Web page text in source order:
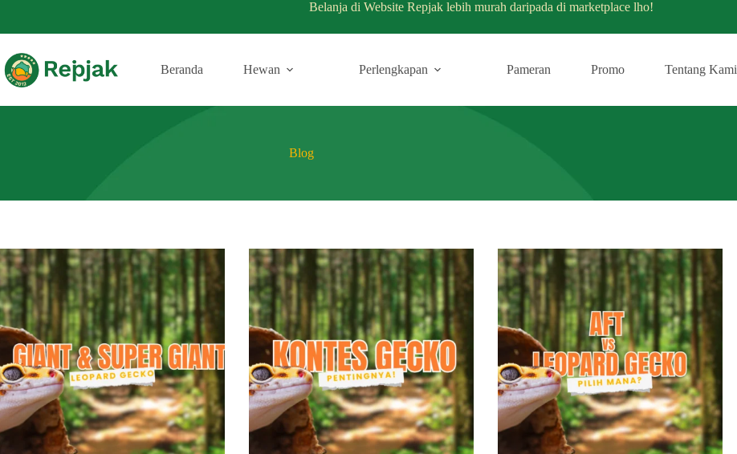
Belanja di Website Repjak lebih murah daripada di marketplace lho!
Beranda Hewan Perlengkapan Pameran Promo Tentang Kami
Blog